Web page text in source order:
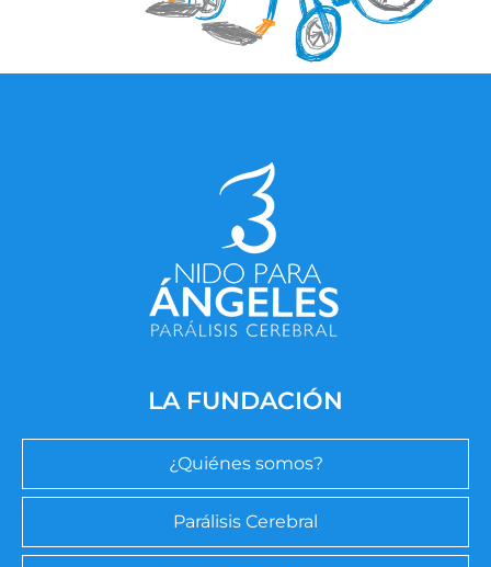
LA FUNDACIÓN
¿Quiénes somos?
Parálisis Cerebral